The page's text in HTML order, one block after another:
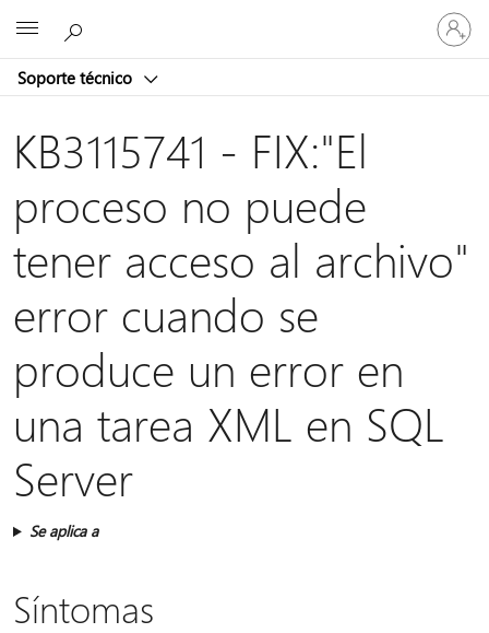
Soporte técnico
Iniciar
sesión
en
cuenta
KB3115741 - FIX:"El
proceso no puede
tener acceso al archivo"
error cuando se
produce un error en
una tarea XML en SQL
Server
Se aplica a
Síntomas